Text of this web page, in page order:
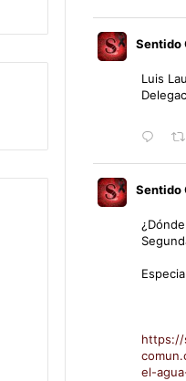
Sentido
Luis
Sentido
el-